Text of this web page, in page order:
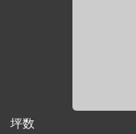
坪数